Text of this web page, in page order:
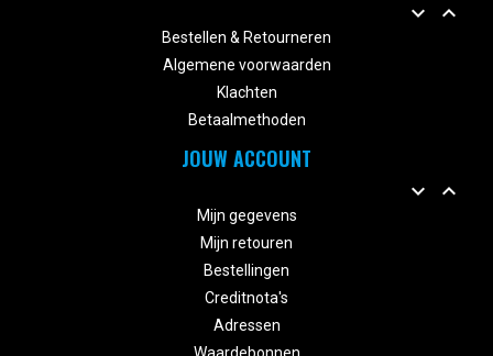
 
Bestellen & Retourneren
Algemene voorwaarden
Klachten
Betaalmethoden
JOUW ACCOUNT
 
Mijn gegevens
Mijn retouren
Bestellingen
Creditnota's
Adressen
Waardebonnen